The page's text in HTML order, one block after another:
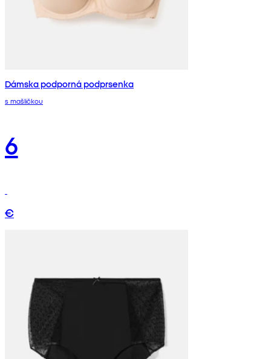
Dámska podporná podprsenka
s mašličkou
6
€